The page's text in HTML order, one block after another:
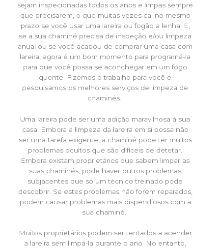
sejam inspecionadas todos os anos e limpas sempre
que precisarem, o que muitas vezes cai no mesmo
prazo se você usar uma lareira ou fogão a lenha. E,
se a sua chaminé precisa de inspeção e/ou limpeza
anual ou se você acabou de comprar uma casa com
lareira, agora é um bom momento para programá-la
para que você possa se aconchegar em um fogo
quente. Fizemos o trabalho para você e
pesquisamos os melhores serviços de limpeza de
chaminés.
Uma lareira pode ser uma adição maravilhosa à sua
casa. Embora a limpeza da lareira em si possa não
ser uma tarefa exigente, a chaminé pode ter muitos
problemas ocultos que são difíceis de detetar.
Embora existam proprietários que sabem limpar as
suas chaminés, pode haver outros problemas
subjacentes que só um técnico treinado pode
descobrir. Se estes problemas não forem reparados,
podem causar problemas mais dispendiosos com a
sua chaminé.
Muitos proprietários podem ser tentados a acender
a lareira sem limpá-la durante o ano. No entanto,